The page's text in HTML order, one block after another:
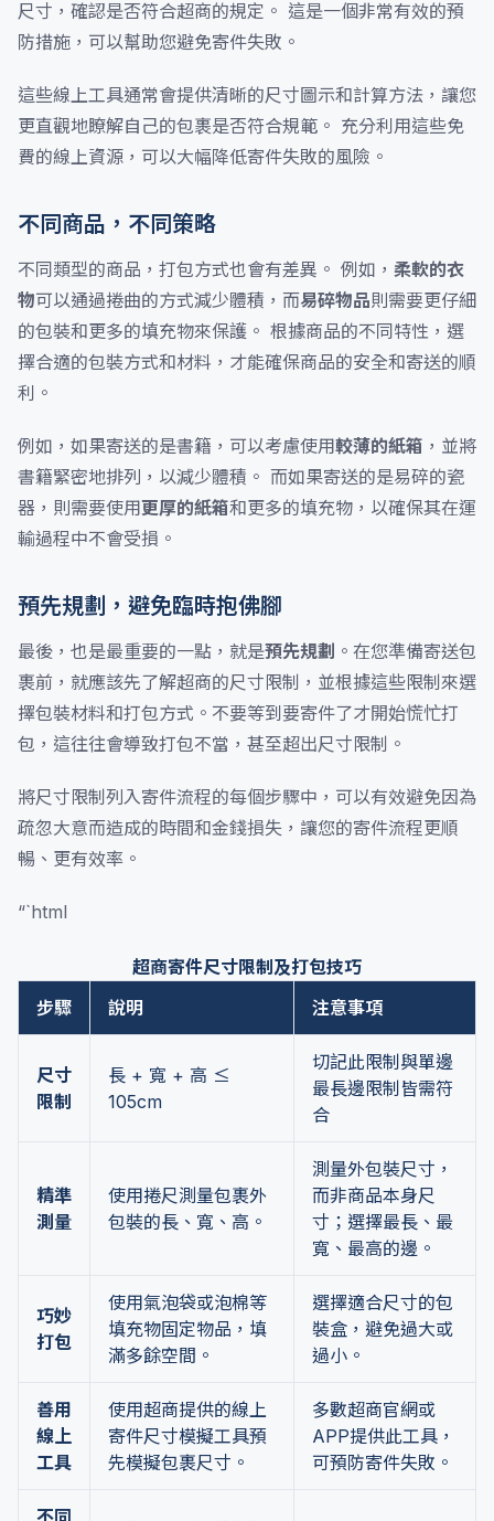
尺寸，確認是否符合超商的規定。 這是一個非常有效的預
防措施，可以幫助您避免寄件失敗。
這些線上工具通常會提供清晰的尺寸圖示和計算方法，讓您
更直觀地瞭解自己的包裹是否符合規範。 充分利用這些免
費的線上資源，可以大幅降低寄件失敗的風險。
不同商品，不同策略
不同類型的商品，打包方式也會有差異。 例如， 柔軟的衣
物可以通過捲曲的方式減少體積，而易碎物品則需要更仔細
的包裝和更多的填充物來保護。 根據商品的不同特性，選
擇合適的包裝方式和材料，才能確保商品的安全和寄送的順
利。
例如，如果寄送的是書籍，可以考慮使用較薄的紙箱 ，並將
書籍緊密地排列，以減少體積。 而如果寄送的是易碎的瓷
器，則需要使用更厚的紙箱和更多的填充物，以確保其在運
輸過程中不會受損。
預先規劃，避免臨時抱佛腳
最後，也是最重要的一點，就是預先規劃 。在您準備寄送包
裹前，就應該先了解超商的尺寸限制，並根據這些限制來選
擇包裝材料和打包方式。不要等到要寄件了才開始慌忙打
包，這往往會導致打包不當，甚至超出尺寸限制。
將尺寸限制列入寄件流程的每個步驟中，可以有效避免因為
疏忽大意而造成的時間和金錢損失，讓您的寄件流程更順
暢、更有效率。
“`html
超商寄件尺寸限制及打包技巧
步驟
說明 注意事項
尺寸
限制
長 + 寬 + 高 ≤
105cm
切記此限制與單邊
最長邊限制皆需符
合
精準
測量
使用捲尺測量包裹外
包裝的長、寬、高。
測量外包裝尺寸，
而非商品本身尺
寸；選擇最長、最
寬、最高的邊。
巧妙
打包
使用氣泡袋或泡棉等
填充物固定物品，填
滿多餘空間。
選擇適合尺寸的包
裝盒，避免過大或
過小。
善用
線上
工具
使用超商提供的線上
寄件尺寸模擬工具預
先模擬包裹尺寸。
多數超商官網或
APP提供此工具，
可預防寄件失敗。
不同